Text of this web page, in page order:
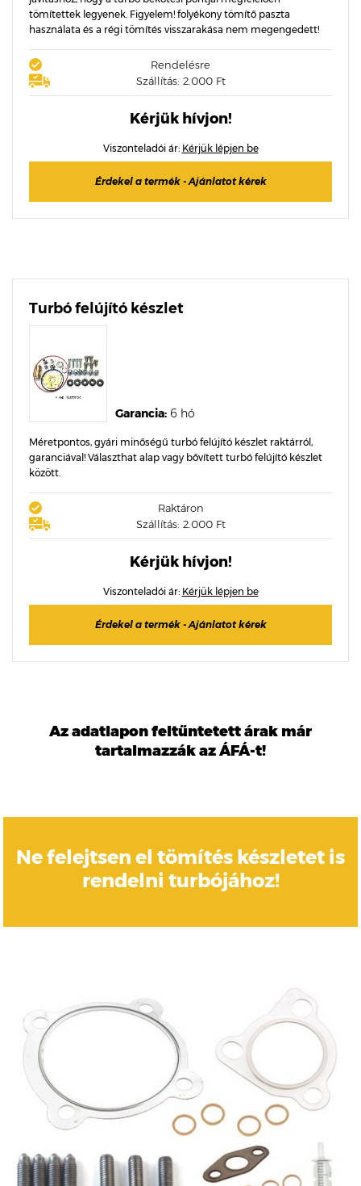
tömítettek legyenek. Figyelem! folyékony tömítő paszta
használata és a régi tömítés visszarakása nem megengedett!
Rendelésre
Szállítás: 2.000 Ft
Kérjük hívjon!
Viszonteladói ár: Kérjük lépjen be
Érdekel a termék - Ajánlatot kérek
Turbó felújító készlet
Garancia: 6 hó
Méretpontos, gyári minőségű turbó felújító készlet raktárról,
garanciával! Választhat alap vagy bővített turbó felújító készlet
között.
Raktáron
Szállítás: 2.000 Ft
Kérjük hívjon!
Viszonteladói ár: Kérjük lépjen be
Érdekel a termék - Ajánlatot kérek
Az adatlapon feltűntetett árak már
tartalmazzák az ÁFÁ-t!
Ne felejtsen el tömítés készletet is
rendelni turbójához!